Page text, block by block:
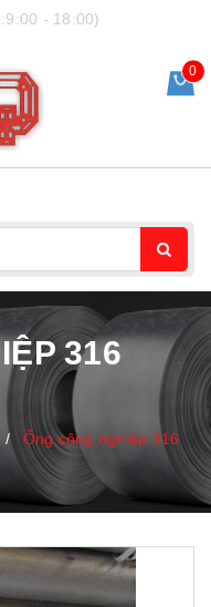
- 18:00)
0
316
/ Ống công nghiệp 316